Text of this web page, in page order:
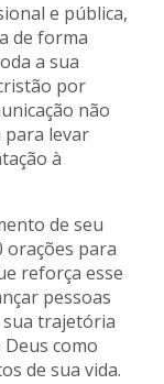
e pública,
de forma
a sua
por
não
para levar
à
de seu
orações para
reforça esse
pessoas
sua trajetória
como
de sua vida.